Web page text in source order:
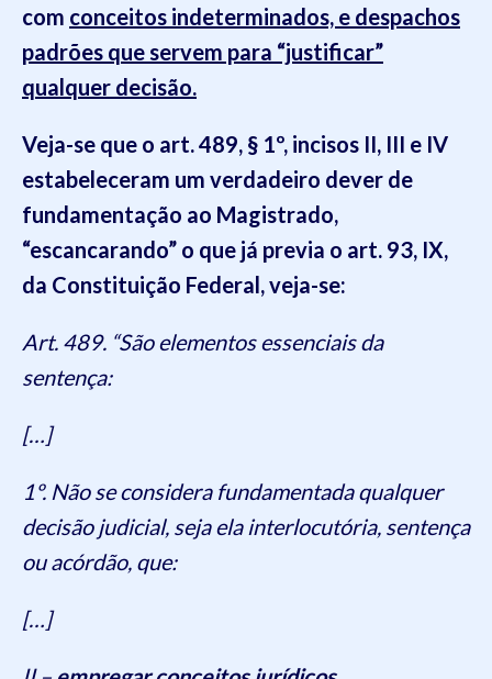
com conceitos indeterminados, e despachos
padrões que servem para “justificar”
qualquer decisão.
Veja-se que o art. 489, § 1º, incisos II, III e IV
estabeleceram um verdadeiro dever de
fundamentação ao Magistrado,
“escancarando” o que já previa o art. 93, IX,
da Constituição Federal, veja-se:
Art. 489. “São elementos essenciais da
sentença:
[…]
1º. Não se considera fundamentada qualquer
decisão judicial, seja ela interlocutória, sentença
ou acórdão, que:
[…]